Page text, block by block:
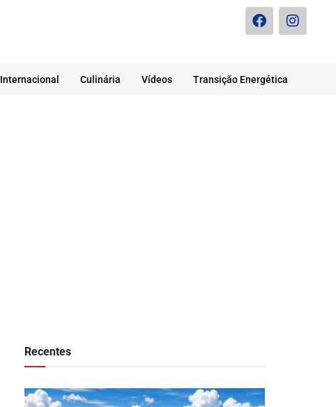
Internacional Culinária Vídeos Transição Energética
Recentes